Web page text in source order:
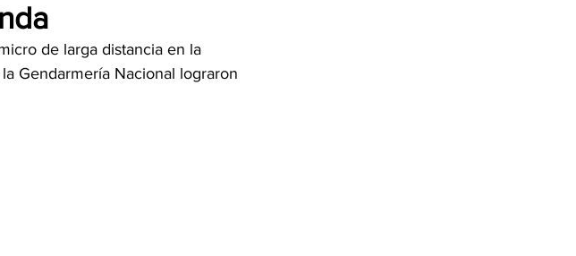
de larga distancia en la
Gendarmería Nacional lograron